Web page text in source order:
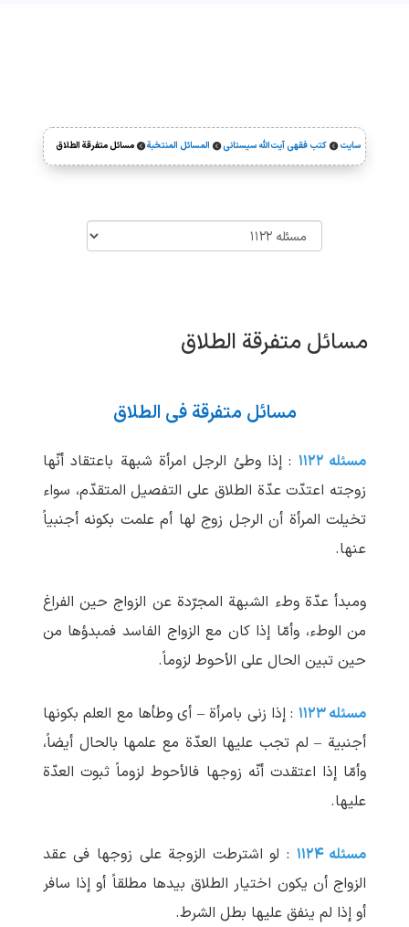
سایت  کتب فقهی آیت‌الله سیستانی  المسائل المنتخبة  مسائل متفرقة الطلاق
مسائل متفرقة الطلاق
مسائل متفرقة فی الطلاق
مسئله ۱۱۲۲
: إذا وطئ الرجل امرأة شبهة باعتقاد أنّها
زوجته اعتدّت عدّة الطلاق علی التفصیل المتقدّم، سواء
تخیلت المرأة أن الرجل زوج لها أم علمت بکونه أجنبیاً
عنها.
ومبدأ عدّة وطء الشبهة المجرّدة عن الزواج حین الفراغ
من الوطء، وأمّا إذا کان مع الزواج الفاسد فمبدؤها من
حین تبین الحال علی الأحوط لزوماً.
مسئله ۱۱۲۳
: إذا زنی بامرأة – أی وطأها مع العلم بکونها
أجنبیة – لم تجب علیها العدّة مع علمها بالحال أیضاً،
وأمّا إذا اعتقدت أنّه زوجها فالأحوط لزوماً ثبوت العدّة
علیها.
مسئله ۱۱۲۴
: لو اشترطت الزوجة علی زوجها فی عقد
الزواج أن یکون اختیار الطلاق بیدها مطلقاً أو إذا سافر
أو إذا لم ینفق علیها بطل الشرط.